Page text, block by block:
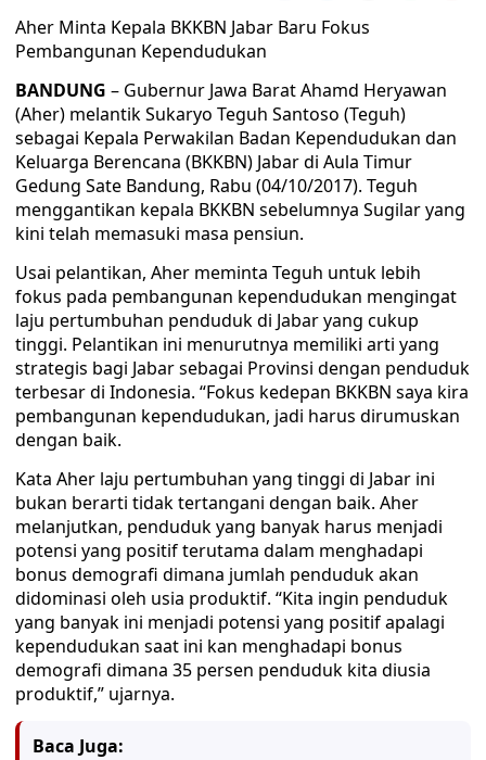
Aher Minta Kepala BKKBN Jabar Baru Fokus
Pembangunan Kependudukan
BANDUNG – Gubernur Jawa Barat Ahamd Heryawan
(Aher) melantik Sukaryo Teguh Santoso (Teguh)
sebagai Kepala Perwakilan Badan Kependudukan dan
Keluarga Berencana (BKKBN) Jabar di Aula Timur
Gedung Sate Bandung, Rabu (04/10/2017). Teguh
menggantikan kepala BKKBN sebelumnya Sugilar yang
kini telah memasuki masa pensiun.
Usai pelantikan, Aher meminta Teguh untuk lebih
fokus pada pembangunan kependudukan mengingat
laju pertumbuhan penduduk di Jabar yang cukup
tinggi. Pelantikan ini menurutnya memiliki arti yang
strategis bagi Jabar sebagai Provinsi dengan penduduk
terbesar di Indonesia. “Fokus kedepan BKKBN saya kira
pembangunan kependudukan, jadi harus dirumuskan
dengan baik.
Kata Aher laju pertumbuhan yang tinggi di Jabar ini
bukan berarti tidak tertangani dengan baik. Aher
melanjutkan, penduduk yang banyak harus menjadi
potensi yang positif terutama dalam menghadapi
bonus demografi dimana jumlah penduduk akan
didominasi oleh usia produktif. “Kita ingin penduduk
yang banyak ini menjadi potensi yang positif apalagi
kependudukan saat ini kan menghadapi bonus
demografi dimana 35 persen penduduk kita diusia
produktif,” ujarnya.
Baca Juga: